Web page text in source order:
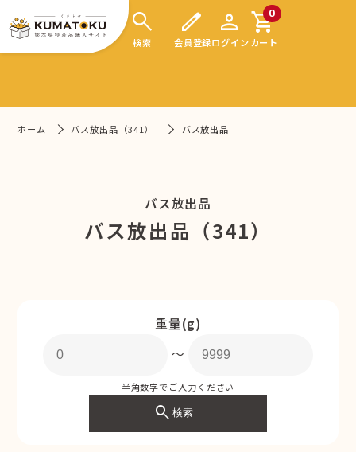
search
検索
edit
会員登録
person
ログイン
0
shopping_cart
カート
ホーム バス放出品（341） バス放出品
バス放出品
バス放出品（341）
重量(g)
〜
半角数字でご入力ください
search検索